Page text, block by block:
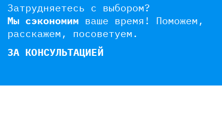
Затрудняетесь с выбором?
Мы сэкономим ваше время! Поможем,
расскажем, посоветуем.
ЗА КОНСУЛЬТАЦИЕЙ